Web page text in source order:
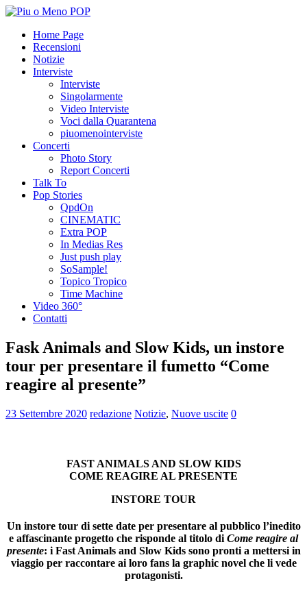
Home Page
Recensioni
Notizie
Interviste
Interviste
Singolarmente
Video Interviste
Voci dalla Quarantena
piuomenointerviste
Concerti
Photo Story
Report Concerti
Talk To
Pop Stories
QpdOn
CINEMATIC
Extra POP
In Medias Res
Just push play
SoSample!
Topico Tropico
Time Machine
Video 360°
Contatti
Fask Animals and Slow Kids, un instore
tour per presentare il fumetto “Come
reagire al presente”
23 Settembre 2020 redazione Notizie, Nuove uscite 0
FAST ANIMALS AND SLOW KIDS
COME REAGIRE AL PRESENTE
INSTORE TOUR
Un instore tour di sette date per presentare al pubblico l’inedito
e affascinante progetto che risponde al titolo di Come reagire al
presente: i Fast Animals and Slow Kids sono pronti a mettersi in
viaggio per raccontare ai loro fans la graphic novel che li vede
protagonisti.